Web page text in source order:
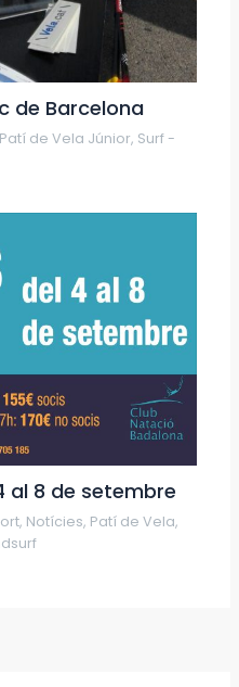
de Barcelona
Patí de Vela Júnior, Surf -
al 8 de setembre
, Notícies, Patí de Vela,